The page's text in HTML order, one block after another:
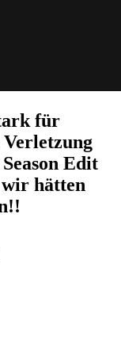
für
Edit
hätten